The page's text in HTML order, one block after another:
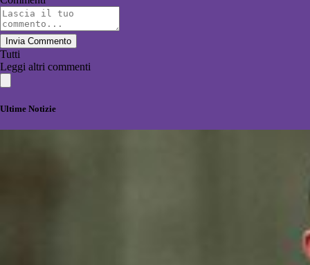
Invia Commento
Tutti
Leggi altri commenti
Ultime Notizie